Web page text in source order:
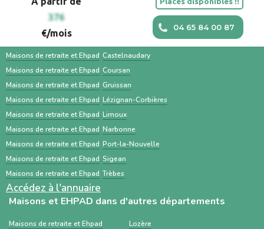
orienter un patient. Une recherche en
parallèle avec des services comme Sahanest
permet souvent un gain de temps et un
meilleur accompagnement.
d’hébergement pour personnes âgées, avec
un accompagnement humain, des outils
personnalisés et des services
complémentaires. À l’inverse, ViaTrajectoire
est un service public gratuit, destiné
principalement aux professionnels de santé,
centré sur les demandes d’admission en
établissements médico-sociaux via un dossier
standardisé.
376
€/mois
04 65 84 00 87
Maisons et EHPAD dans les villes à proximité
Maisons de retraite et Ehpad
Maisons de retraite et Ehpad Castelnaudary
Maisons de retraite et Ehpad Coursan
Maisons de retraite et Ehpad Gruissan
Maisons de retraite et Ehpad Lézignan-Corbières
Maisons de retraite et Ehpad Limoux
Maisons de retraite et Ehpad Narbonne
Maisons de retraite et Ehpad Port-la-Nouvelle
Maisons de retraite et Ehpad Sigean
Maisons de retraite et Ehpad Trèbes
Accédez à l'annuaire
Maisons et EHPAD dans d'autres départements
Maisons de retraite et Ehpad
Lozère